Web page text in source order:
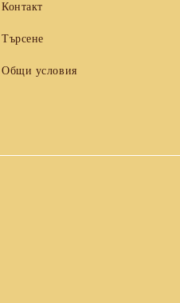
Контакт
Търсене
Общи условия